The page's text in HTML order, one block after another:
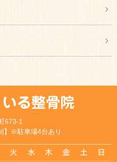
673-1
】※駐車場4台あり